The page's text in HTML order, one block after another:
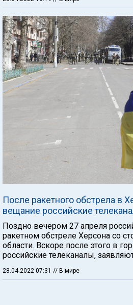
После ракетного обстрела в
вещание российские
Поздно вечером 27 апреля
ракетном обстреле Херсона со
области. Вскоре после этого в
российские телеканалы,
28.04.2022 07:31 // В мире